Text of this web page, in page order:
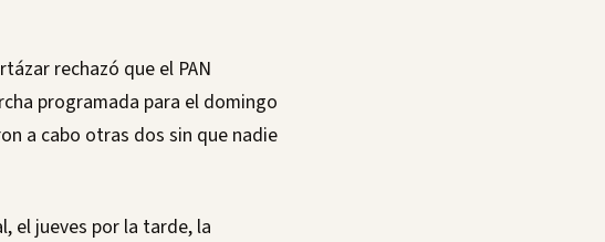
rechazó que el PAN
programada para el domingo
a cabo otras dos sin que nadie
el jueves por la tarde, la